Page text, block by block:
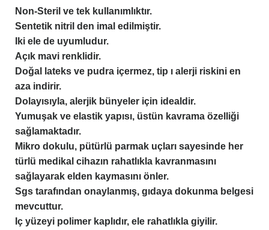
Non-Steril ve tek kullanımlıktır.
Sentetik nitril den imal edilmiştir.
Iki ele de uyumludur.
Açık mavi renklidir.
Doğal lateks ve pudra içermez, tip ı alerji riskini en
aza indirir.
Dolayısıyla, alerjik bünyeler için idealdir.
Yumuşak ve elastik yapısı, üstün kavrama özelliği
sağlamaktadır.
Mikro dokulu, pütürlü parmak uçları sayesinde her
türlü medikal cihazın rahatlıkla kavranmasını
sağlayarak elden kaymasını önler.
Sgs tarafından onaylanmış, gıdaya dokunma belgesi
mevcuttur.
Iç yüzeyi polimer kaplıdır, ele rahatlıkla giyilir.